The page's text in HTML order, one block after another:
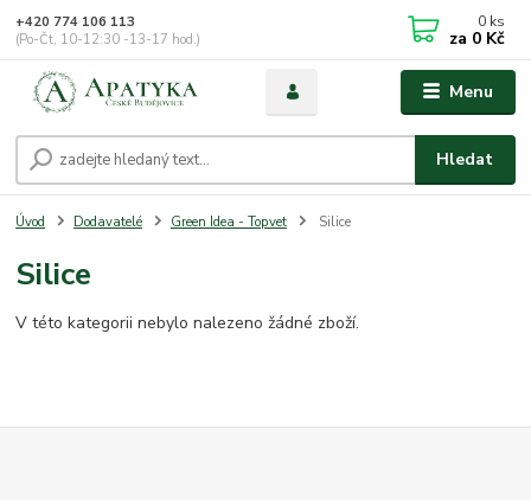
Menu
Hledat
+420 774 106 113
(Po-Čt, 10-12:30 -13-17 hod.)
0 ks
za 0 Kč
Úvod Dodavatelé Green Idea - Topvet Silice
Silice
V této kategorii nebylo nalezeno žádné zboží.